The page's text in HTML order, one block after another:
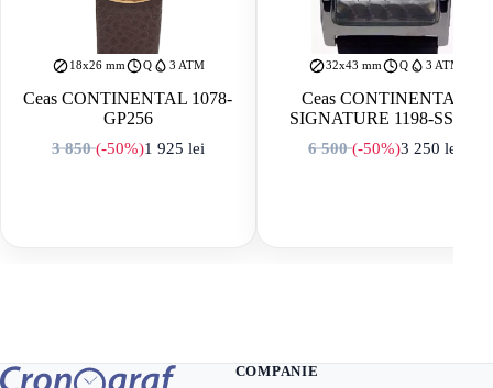
18x26 mm Q 3 ATM
Ceas CONTINENTAL 1078-
GP256
3 850(-50%)
Prețul inițial a fost: 3 850 lei.
1 925 lei
Prețul curent este: 1 925 lei.
32x43 mm Q 3 ATM
Ceas CONTINENTAL
SIGNATURE 1198-SS157
6 500(-50%)
Prețul inițial a
3 250 lei
Prețul curent
COMPANIE